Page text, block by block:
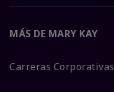
MÁS DE MARY KAY
Carreras Corporativas